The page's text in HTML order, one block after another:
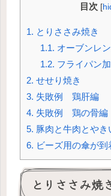
目次 [
1. とりささみ焼き
1.1. オーブンレ
1.2. フライパン
2. せせり焼き
3. 失敗例 鶏肝編
4. 失敗例 鶏の骨編
5. 豚肉と牛肉とやき
6. ビーズ用の傘が到
とりささみ焼